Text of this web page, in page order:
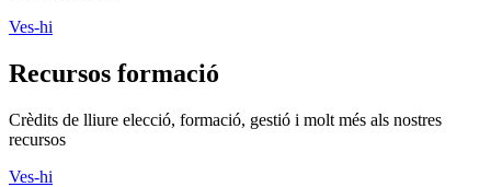
Ves-hi
Recursos formació
Crèdits de lliure elecció, formació, gestió i molt més als nostres
recursos
Ves-hi